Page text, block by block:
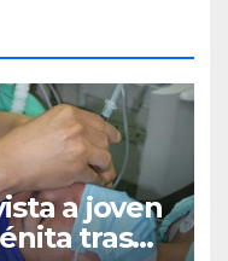
a joven
tras